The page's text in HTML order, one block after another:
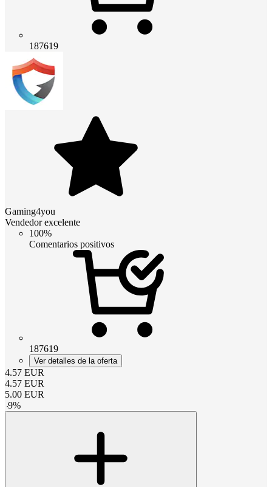
187619
Gaming4you
Vendedor excelente
100%
Comentarios positivos
187619
Ver detalles de la oferta
4.57 EUR
4.57 EUR
5.00 EUR
-9%